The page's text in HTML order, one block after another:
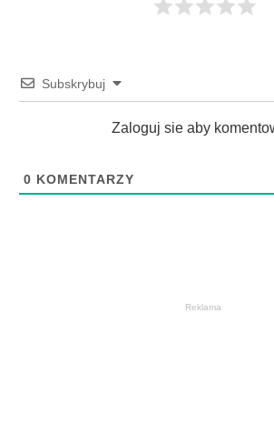
Subskrybuj
Zaloguj sie aby
0 KOMENTARZY
Reklama